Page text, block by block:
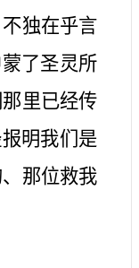
独在乎言
了圣灵所
里已经传
明我们是
那位救我